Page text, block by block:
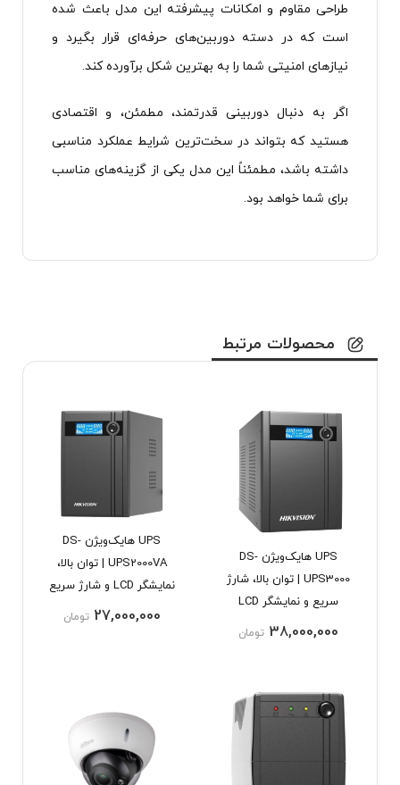
طراحی مقاوم و امکانات پیشرفته این مدل باعث شده
است که در دسته دوربین‌های حرفه‌ای قرار بگیرد و
نیازهای امنیتی شما را به بهترین شکل برآورده کند.
اگر به دنبال دوربینی قدرتمند، مطمئن، و اقتصادی
هستید که بتواند در سخت‌ترین شرایط عملکرد مناسبی
داشته باشد، مطمئناً این مدل یکی از گزینه‌های مناسب
برای شما خواهد بود.
محصولات مرتبط
UPS هایک‌ویژن DS-
UPS3000 | توان بالا، شارژ
سریع و نمایشگر LCD
38,000,000 تومان
UPS هایک‌ویژن DS-
UPS2000VA | توان بالا،
نمایشگر LCD و شارژ سریع
27,000,000 تومان